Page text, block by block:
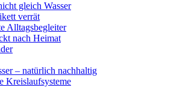
gleich Wasser
verrät
Alltagsbegleiter
nach Heimat
– natürlich nachhaltig
Kreislaufsysteme